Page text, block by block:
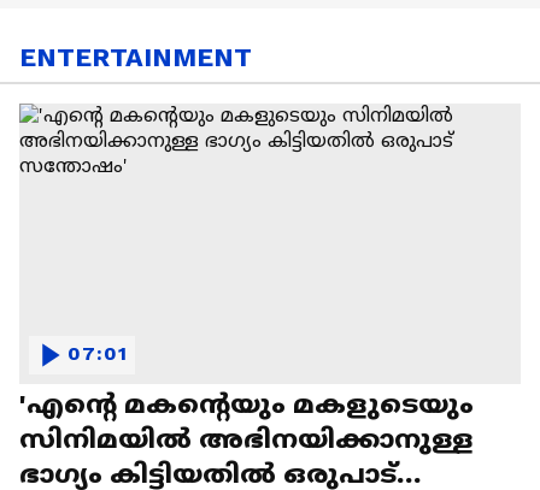
ENTERTAINMENT
'എന്റെ മകന്റെയും മകളുടെയും
സിനിമയിൽ അഭിനയിക്കാനുള്ള
ഭാഗ്യം കിട്ടിയതിൽ ഒരുപാട്
07:01